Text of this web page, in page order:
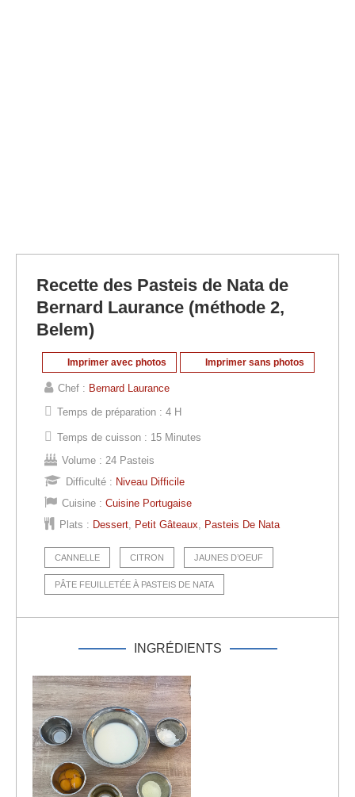
Recette des Pasteis de Nata de
Bernard Laurance (méthode 2,
Belem)
Imprimer avec photos Imprimer sans photos
Chef : Bernard Laurance
Temps de préparation : 4 H
Temps de cuisson : 15 Minutes
Volume : 24 Pasteis
Difficulté : Niveau Difficile
Cuisine : Cuisine Portugaise
Plats : Dessert, Petit Gâteaux, Pasteis De Nata
CANNELLE CITRON JAUNES D’OEUF
PÂTE FEUILLETÉE À PASTEIS DE NATA
INGRÉDIENTS